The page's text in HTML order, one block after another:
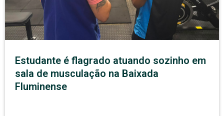
Estudante é flagrado atuando sozinho em
sala de musculação na Baixada
Fluminense